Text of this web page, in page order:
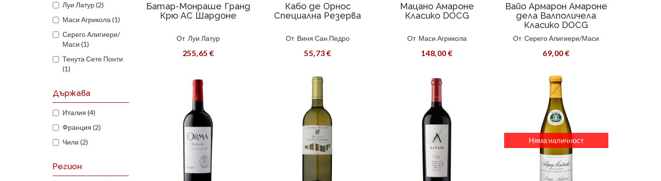
Батар-Монраше Гранд
Крю AC Шардоне
От Луи Латур
255,65 €
Кабо дe Орнос
Специална Резерва
От Виня Сан Педро
55,73 €
Мацано Амароне
Класико DOCG
От Маси Агрикола
148,00 €
Вайо Армарон Амароне
дела Валполичела
Класико DOCG
ОтСерего Алигиери/Маси
69,00 €
Няма наличност
Луи Латур (2)
Маси Агрикола (1)
Серего Алигиери/
Маси (1)
Тенута Сете Понти
(1)
Държава
Италия (4)
Франция (2)
Чили (2)
Регион